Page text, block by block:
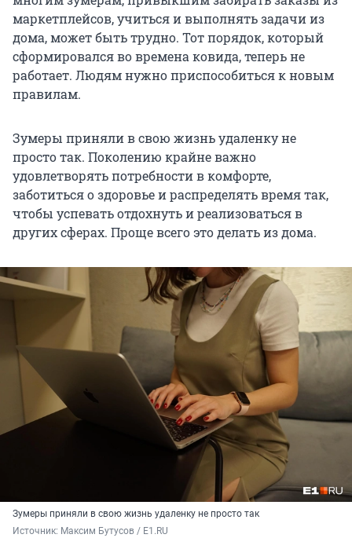
маркетплейсов, учиться и выполнять задачи из
дома, может быть трудно. Тот порядок, который
сформировался во времена ковида, теперь не
работает. Людям нужно приспособиться к новым
правилам.
Зумеры приняли в свою жизнь удаленку не
просто так. Поколению крайне важно
удовлетворять потребности в комфорте,
заботиться о здоровье и распределять время так,
чтобы успевать отдохнуть и реализоваться в
других сферах. Проще всего это делать из дома.
Зумеры приняли в свою жизнь удаленку не просто так
Источник: Максим Бутусов / E1.RU